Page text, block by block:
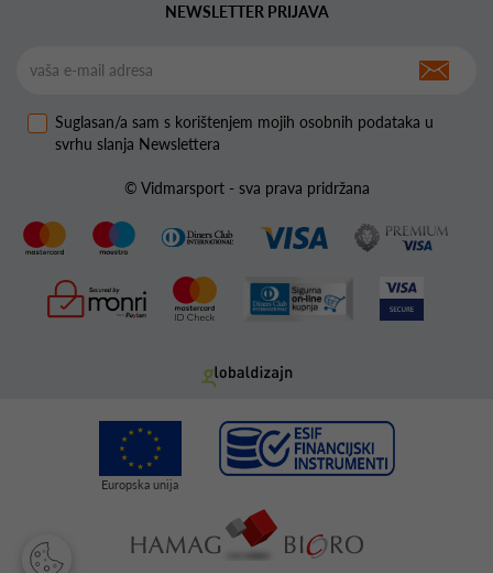
NEWSLETTER PRIJAVA
Suglasan/a sam s korištenjem mojih osobnih podataka u
svrhu slanja Newslettera
© Vidmarsport - sva prava pridržana